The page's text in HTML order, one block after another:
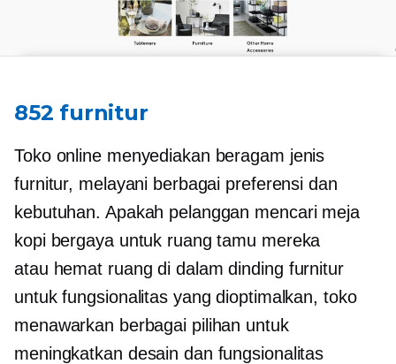
852 furnitur
Toko online menyediakan beragam jenis
furnitur, melayani berbagai preferensi dan
kebutuhan. Apakah pelanggan mencari meja
kopi bergaya untuk ruang tamu mereka
atau hemat ruang di dalam dinding furnitur
untuk fungsionalitas yang dioptimalkan, toko
menawarkan berbagai pilihan untuk
meningkatkan desain dan fungsionalitas